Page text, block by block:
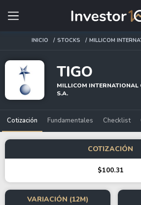
INICIO STOCKS MILLICOM
TIGO
MILLICOM INTERNATIONAL
S.A.
Cotización Fundamentales Checklist
COTIZACIÓN
$100.31
VARIACIÓN (12M)